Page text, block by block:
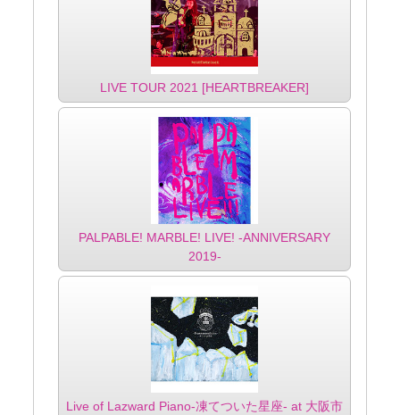
LIVE TOUR 2021 [HEARTBREAKER]
PALPABLE! MARBLE! LIVE! -ANNIVERSARY
2019-
Live of Lazward Piano-凍てついた星座- at 大阪市